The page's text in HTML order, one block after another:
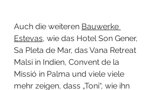
Auch die weiteren Bauwerke
Estevas, wie das Hotel Son Gener,
Sa Pleta de Mar, das Vana Retreat
Malsi in Indien, Convent de la
Missió in Palma und viele viele
mehr zeigen, dass „Toni“, wie ihn